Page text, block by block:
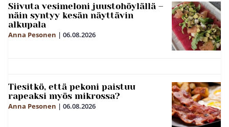
Siivuta vesimeloni juustohöylällä –
näin syntyy kesän näyttävin
alkupala
Anna Pesonen | 06.08.2026
Tiesitkö, että pekoni paistuu
rapeaksi myös mikrossa?
Anna Pesonen | 06.08.2026